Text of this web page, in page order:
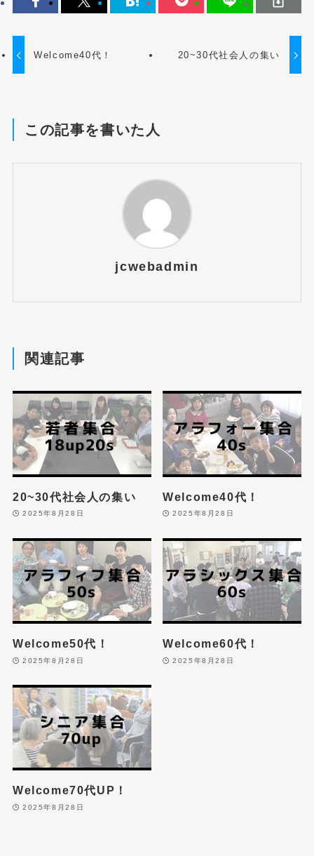
Welcome40代！ 20~30代社会人の集い
この記事を書いた人
jcwebadmin
関連記事
20~30代社会人の集い
2025年8月28日
Welcome40代！
2025年8月28日
Welcome50代！
2025年8月28日
Welcome60代！
2025年8月28日
Welcome70代UP！
2025年8月28日